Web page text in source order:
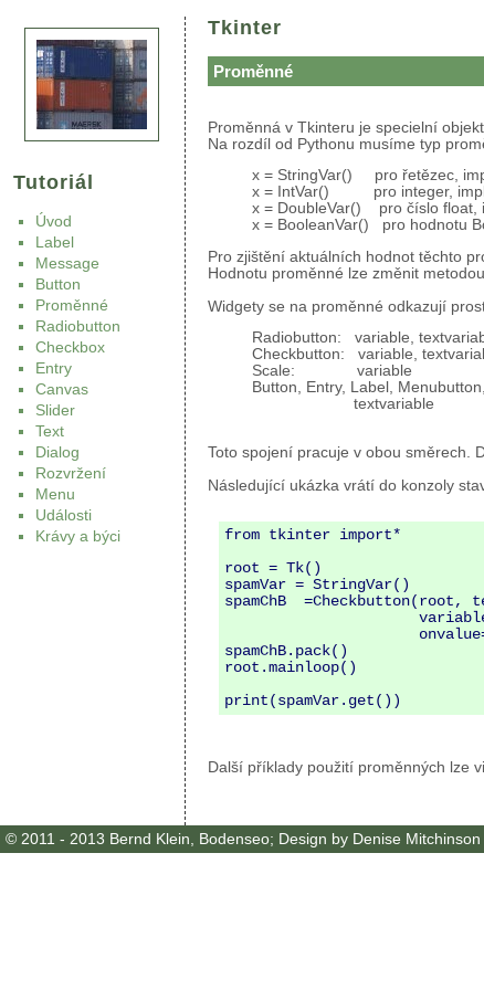
Tutoriál
Úvod
Label
Message
Button
Proměnné
Radiobutton
Checkbox
Entry
Canvas
Slider
Text
Dialog
Rozvržení
Menu
Události
Krávy a býci
Tkinter
Proměnné
Proměnná v Tkinteru je specielní
Na rozdíl od Pythonu musíme typ
x = StringVar() pro řetězec,
x = IntVar() pro integer,
x = DoubleVar() pro číslo float,
x = BooleanVar() pro hodnotu
Pro zjištění aktuálních hodnot těchto
Hodnotu proměnné lze změnit
Widgety se na proměnné odkazují
Radiobutton: variable,
Checkbutton: variable,
Scale: variable
Button, Entry, Label,
textvariable
Toto spojení pracuje v obou směrech.
Následující ukázka vrátí do konzoly
from tkinter import*
root = Tk()
spamVar = StringVar()
spamChB  =Checkbutton(root,
spamChB.pack()
root.mainloop()
Další příklady použití proměnných lze
© 2011 - 2013 Bernd Klein , Bodenseo; Design by Denise